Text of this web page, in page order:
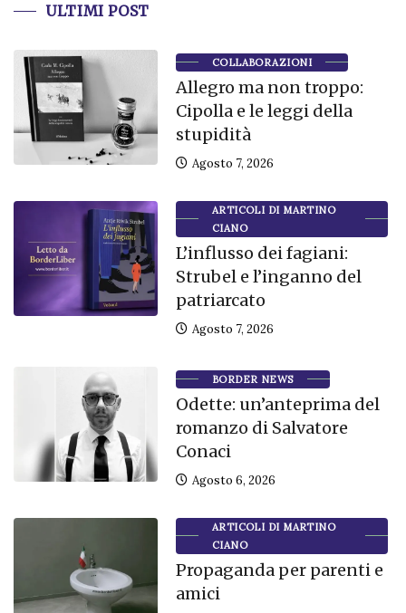
ULTIMI POST
COLLABORAZIONI
Allegro ma non troppo:
Cipolla e le leggi della
stupidità
Agosto 7, 2026
ARTICOLI DI MARTINO
CIANO
L’influsso dei fagiani:
Strubel e l’inganno del
patriarcato
Agosto 7, 2026
BORDER NEWS
Odette: un’anteprima del
romanzo di Salvatore
Conaci
Agosto 6, 2026
ARTICOLI DI MARTINO
CIANO
Propaganda per parenti e
amici